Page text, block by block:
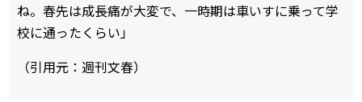
ね。春先は成長痛が大変で、一時期は車いすに乗って学
校に通ったくらい」
（引用元：週刊文春）